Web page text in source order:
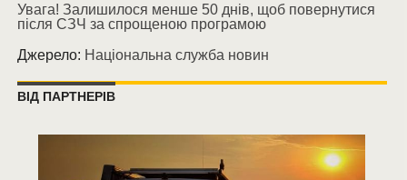
Увага! Залишилося менше 50 днів, щоб повернутися
після СЗЧ за спрощеною програмою
Джерело: Національна служба новин
ВІД ПАРТНЕРІВ